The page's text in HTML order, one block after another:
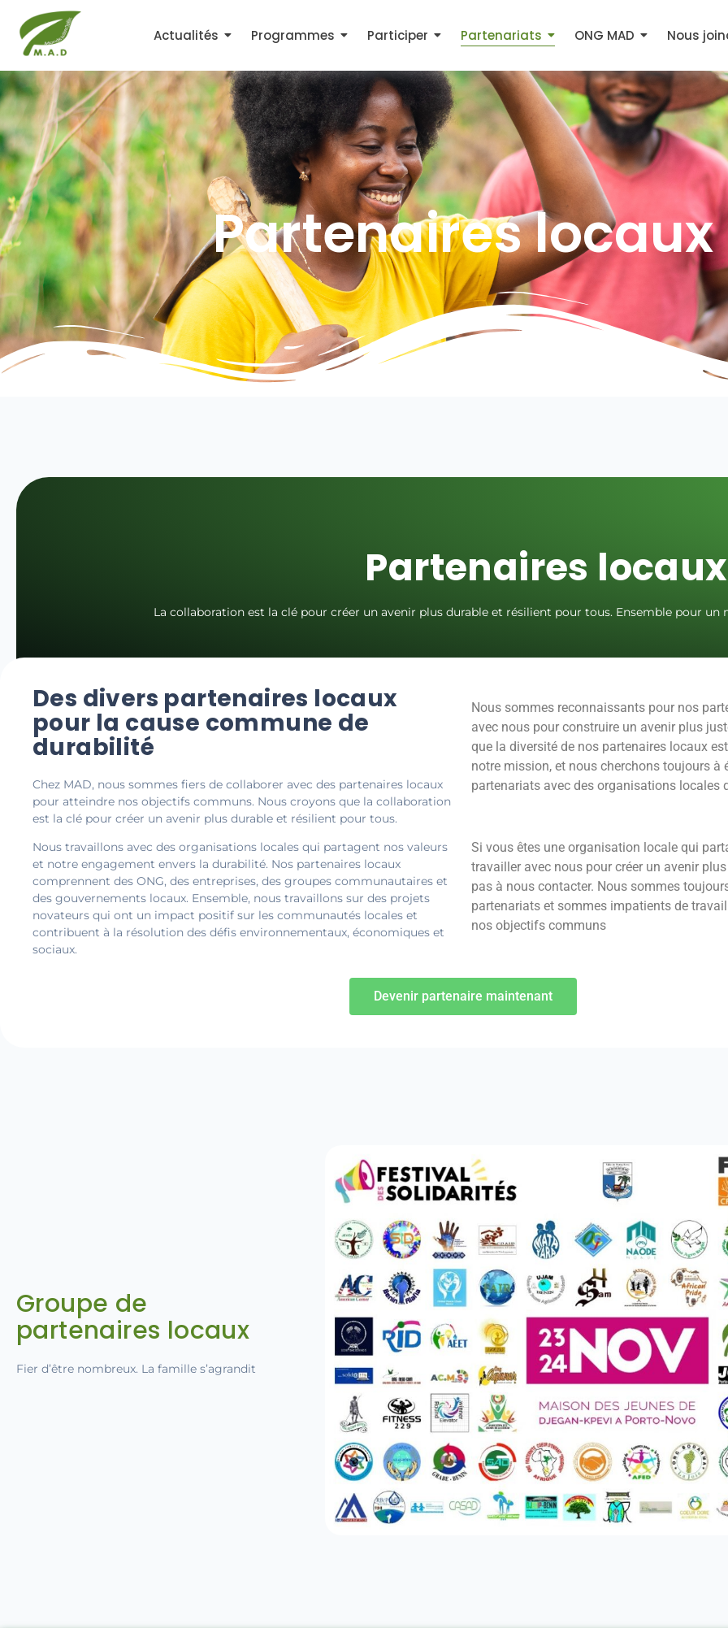
Actualités Programmes Participer Partenariats ONG MAD Nous
Partenaires locaux
Partenaires locaux
La collaboration est la clé pour créer un avenir plus durable et résilient pour tous. Ensemble pour
Des divers partenaires locaux
pour la cause commune de
durabilité
Chez MAD, nous sommes fiers de collaborer avec des partenaires locaux
pour atteindre nos objectifs communs. Nous croyons que la collaboration
est la clé pour créer un avenir plus durable et résilient pour tous.
Nous travaillons avec des organisations locales qui partagent nos valeurs
et notre engagement envers la durabilité. Nos partenaires locaux
comprennent des ONG, des entreprises, des groupes communautaires et
des gouvernements locaux. Ensemble, nous travaillons sur des projets
novateurs qui ont un impact positif sur les communautés locales et
contribuent à la résolution des défis environnementaux, économiques et
sociaux.
Nous sommes reconnaissants pour nos
avec nous pour construire un avenir plus
que la diversité de nos partenaires locaux
notre mission, et nous cherchons toujours à
partenariats avec des organisations locales
Si vous êtes une organisation locale qui
travailler avec nous pour créer un avenir
pas à nous contacter. Nous sommes
partenariats et sommes impatients de
nos objectifs communs
Devenir partenaire maintenant
Groupe de
partenaires locaux
Fier d’être nombreux. La famille s’agrandit